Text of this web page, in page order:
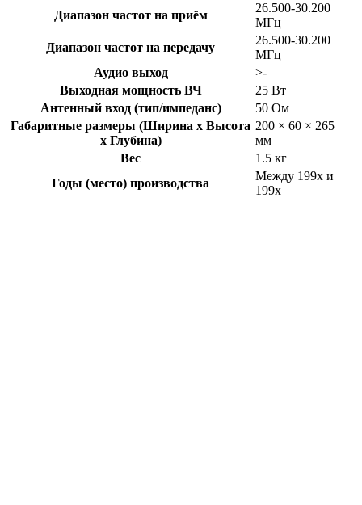
Диапазон частот на приём
26.500-30.200
МГц
Диапазон частот на передачу
26.500-30.200
МГц
Аудио выход
>-
Выходная мощность ВЧ
25 Вт
Антенный вход (тип/импеданс)
50 Ом
Габаритные размеры (Ширина x Высота
x Глубина)
200 × 60 × 265
мм
Вес
1.5 кг
Годы (место) производства
Между 199x и
199x